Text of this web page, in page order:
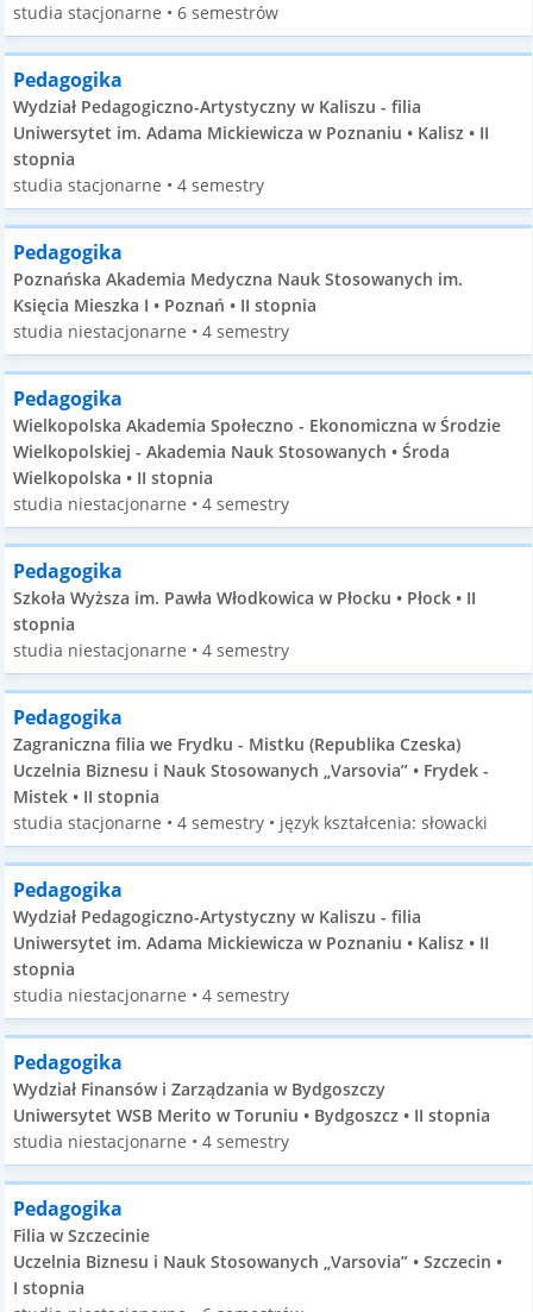
studia stacjonarne • 6 semestrów
Pedagogika
Wydział Pedagogiczno-Artystyczny w Kaliszu - filia
Uniwersytet im. Adama Mickiewicza w Poznaniu • Kalisz • II
stopnia
studia stacjonarne • 4 semestry
Pedagogika
Poznańska Akademia Medyczna Nauk Stosowanych im.
Księcia Mieszka I • Poznań • II stopnia
studia niestacjonarne • 4 semestry
Pedagogika
Wielkopolska Akademia Społeczno - Ekonomiczna w Środzie
Wielkopolskiej - Akademia Nauk Stosowanych • Środa
Wielkopolska • II stopnia
studia niestacjonarne • 4 semestry
Pedagogika
Szkoła Wyższa im. Pawła Włodkowica w Płocku • Płock • II
stopnia
studia niestacjonarne • 4 semestry
Pedagogika
Zagraniczna filia we Frydku - Mistku (Republika Czeska)
Uczelnia Biznesu i Nauk Stosowanych „Varsovia” • Frydek -
Mistek • II stopnia
studia stacjonarne • 4 semestry • język kształcenia: słowacki
Pedagogika
Wydział Pedagogiczno-Artystyczny w Kaliszu - filia
Uniwersytet im. Adama Mickiewicza w Poznaniu • Kalisz • II
stopnia
studia niestacjonarne • 4 semestry
Pedagogika
Wydział Finansów i Zarządzania w Bydgoszczy
Uniwersytet WSB Merito w Toruniu • Bydgoszcz • II stopnia
studia niestacjonarne • 4 semestry
Pedagogika
Filia w Szczecinie
Uczelnia Biznesu i Nauk Stosowanych „Varsovia” • Szczecin •
I stopnia